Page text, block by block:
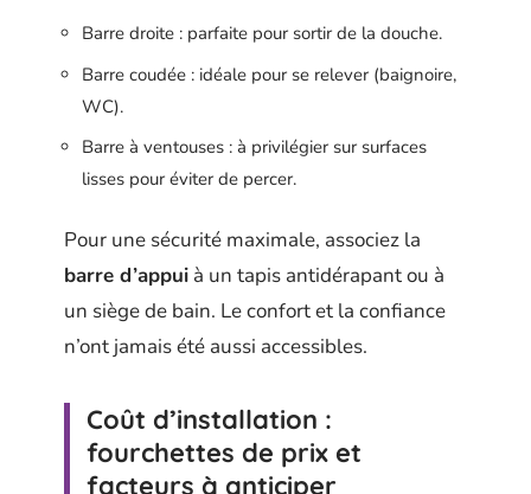
Barre droite : parfaite pour sortir de la douche.
Barre coudée : idéale pour se relever (baignoire,
WC).
Barre à ventouses : à privilégier sur surfaces
lisses pour éviter de percer.
Pour une sécurité maximale, associez la
barre d’appui à un tapis antidérapant ou à
un siège de bain. Le confort et la confiance
n’ont jamais été aussi accessibles.
Coût d’installation :
fourchettes de prix et
facteurs à anticiper